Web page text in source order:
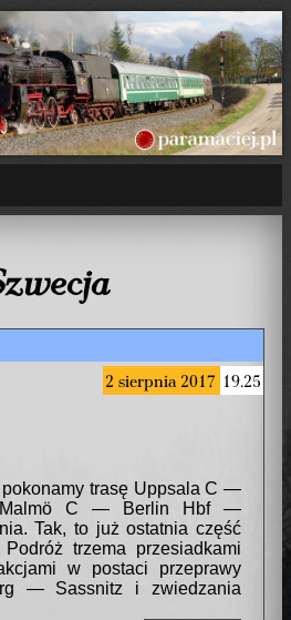
2 sierpnia 2017 19.25
trasę Uppsala C —
C — Berlin Hbf —
Tak, to już ostatnia część
trzema przesiadkami
w postaci przeprawy
— Sassnitz i zwiedzania